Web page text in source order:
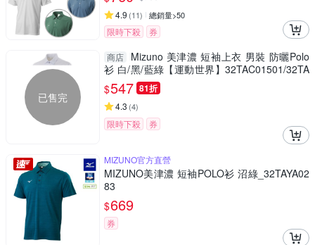
4.9 (11) 總銷量>50
限時下殺 券
已售完
商店
Mizuno 美津濃 短袖上衣 男裝 防曬Polo
衫 白/黑/藍綠【運動世界】32TAC01501/32TA
C01509/32TAC01528
$547 81折
4.3 (4)
限時下殺 券
MIZUNO官方直營
MIZUNO美津濃 短袖POLO衫 沼綠_32TAYA02
83
$669
券